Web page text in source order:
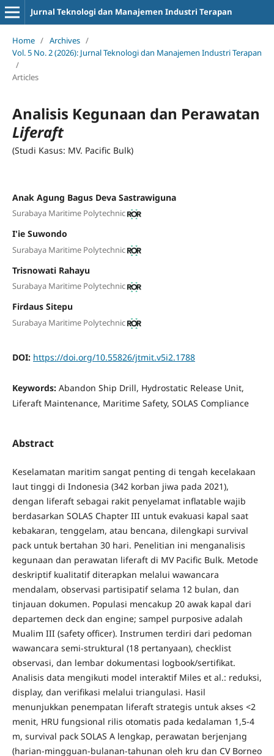
Jurnal Teknologi dan Manajemen Industri Terapan
Home / Archives /
Vol. 5 No. 2 (2026): Jurnal Teknologi dan Manajemen Industri Terapan
/
Articles
Analisis Kegunaan dan Perawatan
Liferaft
(Studi Kasus: MV. Pacific Bulk)
Anak Agung Bagus Deva Sastrawiguna
Surabaya Maritime Polytechnic
I'ie Suwondo
Surabaya Maritime Polytechnic
Trisnowati Rahayu
Surabaya Maritime Polytechnic
Firdaus Sitepu
Surabaya Maritime Polytechnic
DOI: https://doi.org/10.55826/jtmit.v5i2.1788
Keywords: Abandon Ship Drill, Hydrostatic Release Unit,
Liferaft Maintenance, Maritime Safety, SOLAS Compliance
Abstract
Keselamatan maritim sangat penting di tengah kecelakaan
laut tinggi di Indonesia (342 korban jiwa pada 2021),
dengan liferaft sebagai rakit penyelamat inflatable wajib
berdasarkan SOLAS Chapter III untuk evakuasi kapal saat
kebakaran, tenggelam, atau bencana, dilengkapi survival
pack untuk bertahan 30 hari. Penelitian ini menganalisis
kegunaan dan perawatan liferaft di MV Pacific Bulk. Metode
deskriptif kualitatif diterapkan melalui wawancara
mendalam, observasi partisipatif selama 12 bulan, dan
tinjauan dokumen. Populasi mencakup 20 awak kapal dari
departemen deck dan engine; sampel purposive adalah
Mualim III (safety officer).​ Instrumen terdiri dari pedoman
wawancara semi-struktural (18 pertanyaan), checklist
observasi, dan lembar dokumentasi logbook/sertifikat.
Analisis data mengikuti model interaktif Miles et al.: reduksi,
display, dan verifikasi melalui triangulasi. Hasil
menunjukkan penempatan liferaft strategis untuk akses <2
menit, HRU fungsional rilis otomatis pada kedalaman 1,5-4
m, survival pack SOLAS A lengkap, perawatan berjenjang
(harian-mingguan-bulanan-tahunan oleh kru dan CV Borneo